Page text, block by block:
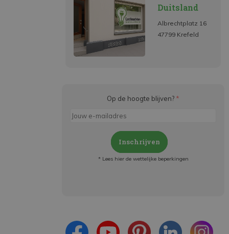
Duitsland
Albrechtplatz 16
47799 Krefeld
Op de hoogte blijven? *
Inschrijven
* Lees hier de wettelijke beperkingen